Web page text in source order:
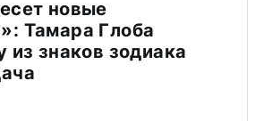
новые
Тамара Глоба
из знаков зодиака